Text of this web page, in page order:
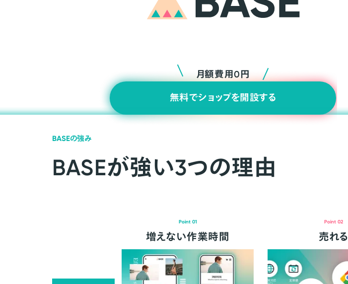
月額費用0円
無料でショップを開設する
BASEの強み
BASEが強い3つの理由
Point 01
増えない作業時間
Point 02
売れる